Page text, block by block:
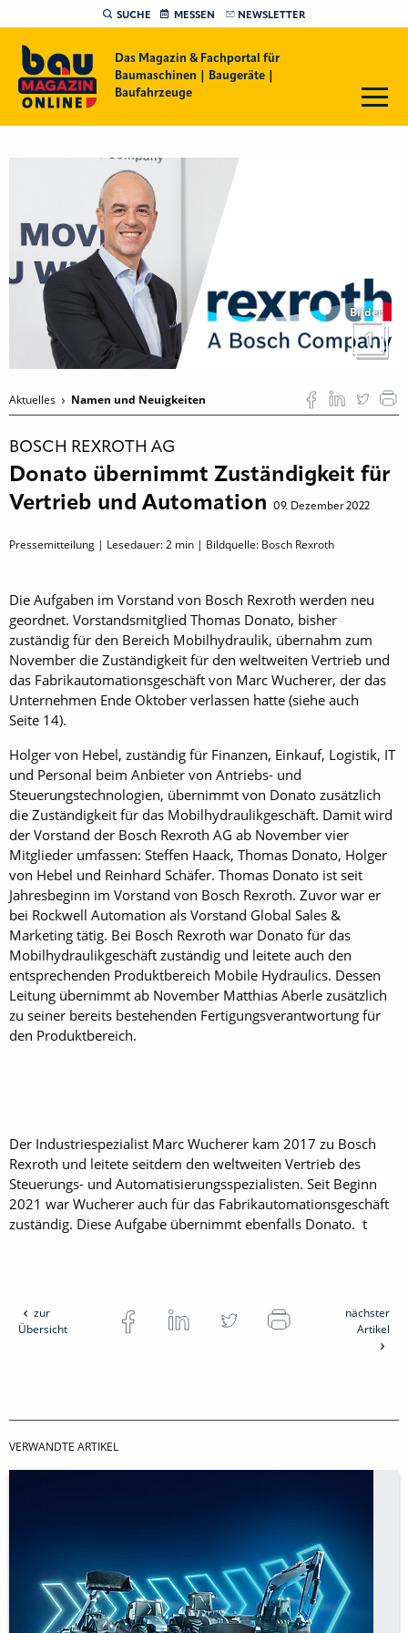
SUCHE MESSEN NEWSLETTER
Das Magazin & Fachportal für
Baumaschinen | Baugeräte |
Baufahrzeuge
Bilder
1
Aktuelles Namen und Neuigkeiten
BOSCH REXROTH AG
Donato übernimmt Zuständigkeit für
Vertrieb und Automation
09. Dezember 2022
Pressemitteilung | Lesedauer:2 min | Bildquelle: Bosch Rexroth
Die Aufgaben im Vorstand von Bosch Rexroth werden neu
geordnet. Vorstandsmitglied Thomas Donato, bisher
zuständig für den Bereich Mobilhydraulik, übernahm zum
November die Zuständigkeit für den weltweiten Vertrieb und
das Fabrikautomationsgeschäft von Marc Wucherer, der das
Unternehmen Ende Oktober verlassen hatte (siehe auch
Seite 14).
Holger von Hebel, zuständig für Finanzen, Einkauf, Logistik, IT
und Personal beim Anbieter von Antriebs- und
Steuerungstechnologien, übernimmt von Donato zusätzlich
die Zuständigkeit für das Mobil­hydraulikgeschäft. Damit wird
der Vorstand der Bosch Rexroth AG ab November vier
Mitglieder umfassen: Steffen Haack, Thomas Donato, Holger
von Hebel und Reinhard Schäfer. Thomas Donato ist seit
Jahresbeginn im Vorstand von Bosch Rexroth. Zuvor war er
bei Rockwell Automation als Vorstand Global Sales &
Marketing tätig. Bei Bosch Rexroth war Donato für das
Mobilhydraulikgeschäft zuständig und leitete auch den
entsprechenden Produktbereich Mobile Hydraulics. Dessen
Leitung übernimmt ab November Matthias Aberle zusätzlich
zu seiner bereits bestehenden Fertigungsverantwortung für
den Produktbereich.
Der Industriespezialist Marc Wucherer kam 2017 zu Bosch
Rexroth und leitete seitdem den weltweiten Vertrieb des
Steuerungs- und Automatisierungsspezialisten. Seit Beginn
2021 war Wucherer auch für das Fabrikautomationsgeschäft
zuständig. Diese Aufgabe übernimmt ebenfalls Donato. t
zur
Übersicht
nächster
Artikel
VERWANDTE ARTIKEL